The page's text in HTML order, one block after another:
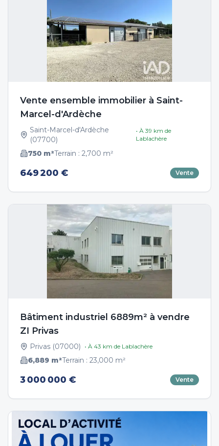
Vente ensemble immobilier à Saint-
Marcel-d'Ardèche
Saint-Marcel-d'Ardèche
(07700)
• À 39 km de
Lablachère
750 m²Terrain : 2,700 m²
649 200 € Vente
Bâtiment industriel 6889m² à vendre
ZI Privas
Privas (07000) • À 43 km de Lablachère
6,889 m²Terrain : 23,000 m²
3 000 000 € Vente